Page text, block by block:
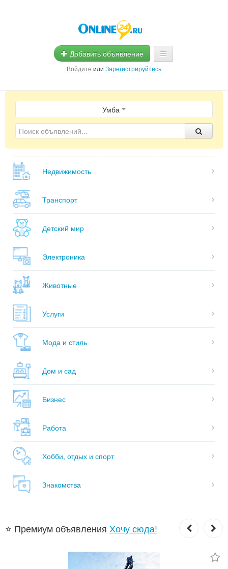
Добавить объявление
Войдите или Зарегистрируйтесь
Главная
Помощь
Умба
Недвижимость
Транспорт
Детский мир
Электроника
Животные
Услуги
Мода и стиль
Дом и сад
Бизнес
Работа
Хобби, отдых и спорт
Знакомства
⭐ Премиум объявления Хочу сюда!